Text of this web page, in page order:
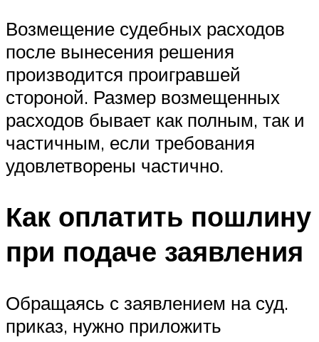
Возмещение судебных расходов
после вынесения решения
производится проигравшей
стороной. Размер возмещенных
расходов бывает как полным, так и
частичным, если требования
удовлетворены частично.
Как оплатить пошлину
при подаче заявления
Обращаясь с заявлением на суд.
приказ, нужно приложить